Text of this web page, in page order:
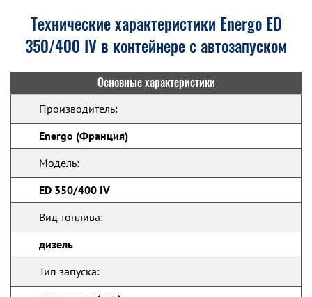
Технические характеристики Energo ED
350/400 IV в контейнере с автозапуском
Основные характеристики
Производитель:
Energo (Франция)
Модель:
ED 350/400 IV
Вид топлива:
дизель
Тип запуска: